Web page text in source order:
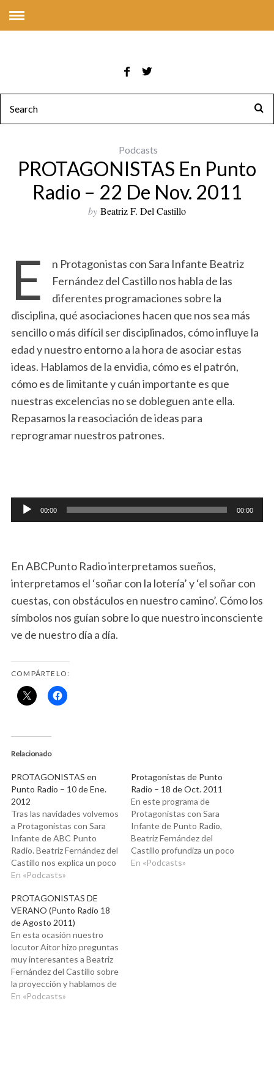
Podcasts
PROTAGONISTAS En Punto
Radio – 22 De Nov. 2011
by Beatriz F. Del Castillo
E
n Protagonistas con Sara Infante Beatriz
Fernández del Castillo nos habla de las
diferentes programaciones sobre la
disciplina, qué asociaciones hacen que nos sea más
sencillo o más difícil ser disciplinados, cómo influye la
edad y nuestro entorno a la hora de asociar estas
ideas. Hablamos de la envidia, cómo es el patrón,
cómo es de limitante y cuán importante es que
nuestras excelencias no se dobleguen ante ella.
Repasamos la reasociación de ideas para
reprogramar nuestros patrones.
Reproductor
de
00:00 00:00
En ABCPunto Radio interpretamos sueños,
interpretamos el ‘soñar con la lotería’ y ‘el soñar con
cuestas, con obstáculos en nuestro camino’. Cómo los
símbolos nos guían sobre lo que nuestro inconsciente
ve de nuestro día a día.
COMPÁRTELO:
Relacionado
PROTAGONISTAS en
Punto Radio – 10 de Ene.
2012
Tras las navidades volvemos
a Protagonistas con Sara
Infante de ABC Punto
Radio. Beatriz Fernández del
Castillo nos explica un poco
mejor cómo funciona el
saber interpretar los
símbolos que los sueños
utilizan puede hacernos
perder una valiosísima
información para tomar las
decisiones correctas.
Interpretamos…
En «Podcasts»
Protagonistas de Punto
Radio – 18 de Oct. 2011
En este programa de
Protagonistas con Sara
Infante de Punto Radio,
Beatriz Fernández del
Castillo profundiza un poco
más en las asociaciones que
En «Podcasts»
PROTAGONISTAS DE
VERANO (Punto Radio 18
de Agosto 2011)
En esta ocasión nuestro
locutor Aitor hizo preguntas
muy interesantes a Beatriz
Fernández del Castillo sobre
la proyección y hablamos de
diferentes ejemplos para
En «Podcasts»